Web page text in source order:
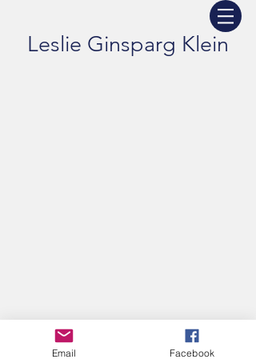
Leslie Ginsparg Klein
Email Facebook